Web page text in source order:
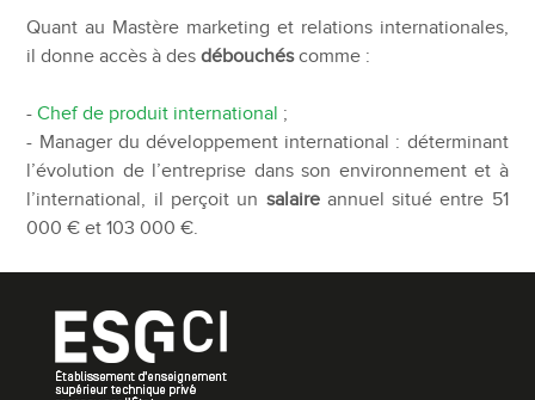
Quant au Mastère marketing et relations internationales,
il donne accès à desdébouchéscomme :
-Chef de produit international ;
- Manager du développement international : déterminant
l’évolution de l’entreprise dans son environnement et à
l’international, il perçoit un salaireannuel situé entre 51
000 € et 103 000 €.